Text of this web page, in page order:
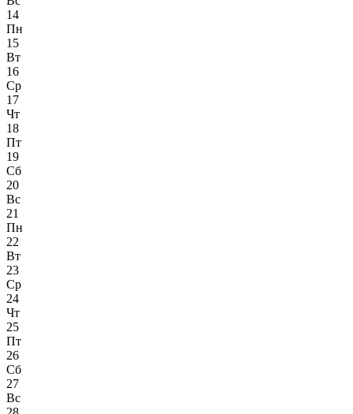
14
Пн
15
Вт
16
Ср
17
Чт
18
Пт
19
Сб
20
Вс
21
Пн
22
Вт
23
Ср
24
Чт
25
Пт
26
Сб
27
Вс